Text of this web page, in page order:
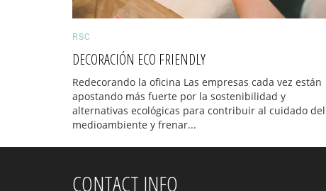
RSC
DECORACIÓN ECO FRIENDLY
Redecorando la oficina Las empresas cada vez están
apostando más fuerte por la sostenibilidad y
alternativas ecológicas para contribuir al cuidado del
medioambiente y frenar...
CONTACT INFO